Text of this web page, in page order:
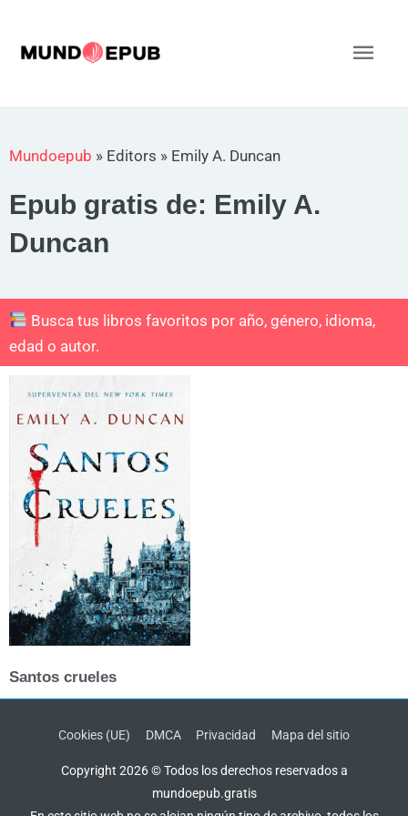
contenido
Mundoepub » Editors » Emily A. Duncan
Epub gratis de: Emily A.
Duncan
Busca tus libros favoritos por año, género, idioma,
edad o autor.
Santos crueles
Cookies (UE) DMCA Privacidad Mapa del sitio
Copyright 2026 © Todos los derechos reservados a
mundoepub.gratis